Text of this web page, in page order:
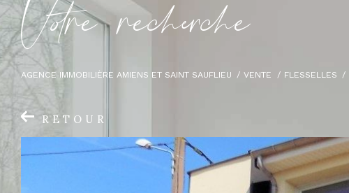
Vore recece
AGENCE IMMOBILIÈRE AMIENS ET SAINT SAUFLIEU VENTE FLESSELLES
RETOUR